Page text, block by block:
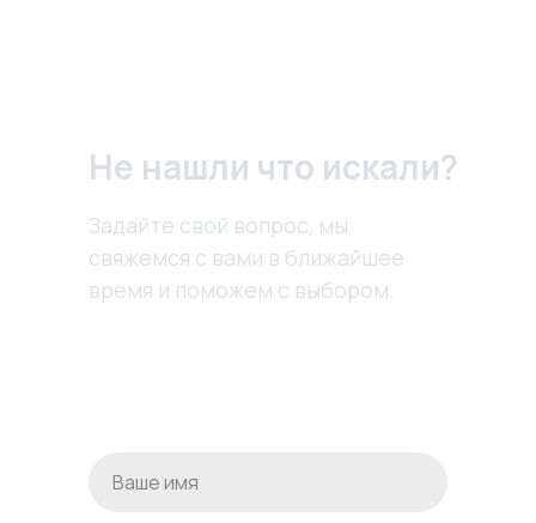
Не нашли что искали?
Задайте свой вопрос, мы
свяжемся с вами в ближайшее
время и поможем с выбором.